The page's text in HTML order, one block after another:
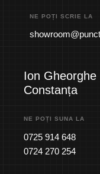
NE POȚI SCRIE LA
Ion Gheorghe
Constanța
NE POȚI SUNA LA
0725 914 648
0724 270 254